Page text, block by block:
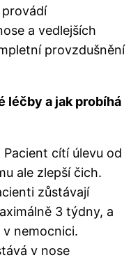
a vedlejších
provzdušnění
léčby a jak probíhá
cítí úlevu od
ale zlepší čich.
zůstávají
3 týdny, a
nemocnici.
v nose